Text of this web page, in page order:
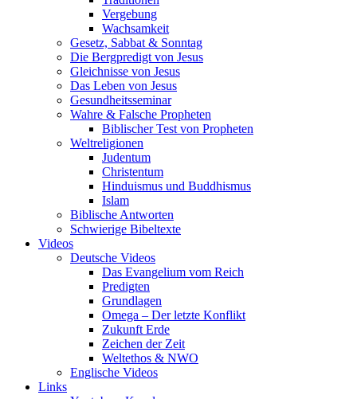
Vergebung
Wachsamkeit
Gesetz, Sabbat & Sonntag
Die Bergpredigt von Jesus
Gleichnisse von Jesus
Das Leben von Jesus
Gesundheitsseminar
Wahre & Falsche Propheten
Biblischer Test von Propheten
Weltreligionen
Judentum
Christentum
Hinduismus und Buddhismus
Islam
Biblische Antworten
Schwierige Bibeltexte
Videos
Deutsche Videos
Das Evangelium vom Reich
Predigten
Grundlagen
Omega – Der letzte Konflikt
Zukunft Erde
Zeichen der Zeit
Weltethos & NWO
Englische Videos
Links